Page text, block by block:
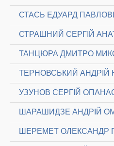
СТАСЬ ЕДУАРД
СТРАШНИЙ СЕРГІЙ
ТАНЦЮРА ДМИТРО
ТЕРНОВСЬКИЙ АНДРІЙ
УЗУНОВ СЕРГІЙ
ШАРАШИДЗЕ АНДРІЙ
ШЕРЕМЕТ ОЛЕКСАНДР